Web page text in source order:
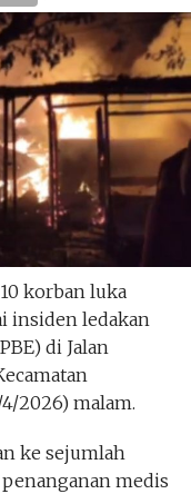
korban luka
insiden ledakan
di Jalan
2026) malam.
ke sejumlah
medis